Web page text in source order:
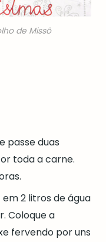
de Missô
passe duas
toda a carne.
2 litros de água
Coloque a
fervendo por uns